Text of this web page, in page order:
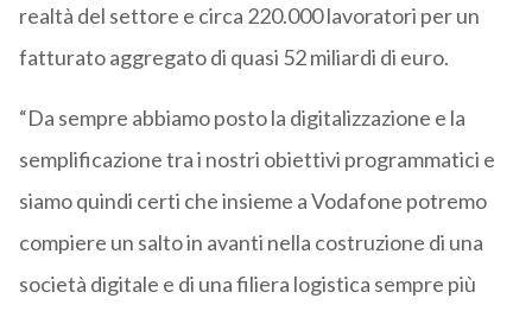
realtà del settore e circa 220.000 lavoratori per un
fatturato aggregato di quasi 52 miliardi di euro.
“Da sempre abbiamo posto la digitalizzazione e la
semplificazione tra i nostri obiettivi programmatici e
siamo quindi certi che insieme a Vodafone potremo
compiere un salto in avanti nella costruzione di una
società digitale e di una filiera logistica sempre più